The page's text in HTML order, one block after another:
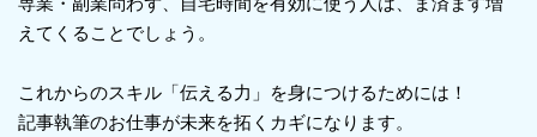
えてくることでしょう。
これからのスキル「伝える力」を身につけるためには！
記事執筆のお仕事が未来を拓くカギになります。